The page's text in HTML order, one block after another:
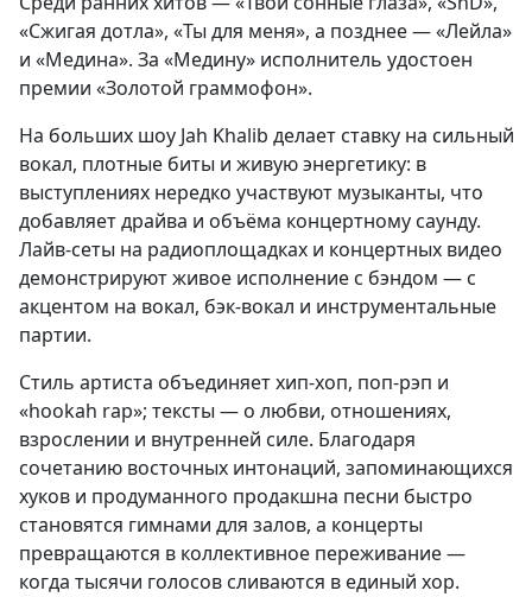
«Сжигая дотла», «Ты для меня», а позднее — «Лейла»
и «Медина». За «Медину» исполнитель удостоен
премии «Золотой граммофон».
На больших шоу Jah Khalib делает ставку на сильный
вокал, плотные биты и живую энергетику: в
выступлениях нередко участвуют музыканты, что
добавляет драйва и объёма концертному саунду.
Лайв-сеты на радиоплощадках и концертных видео
демонстрируют живое исполнение с бэндом — с
акцентом на вокал, бэк-вокал и инструментальные
партии.
Стиль артиста объединяет хип-хоп, поп-рэп и
«hookah rap»; тексты — о любви, отношениях,
взрослении и внутренней силе. Благодаря
сочетанию восточных интонаций, запоминающихся
хуков и продуманного продакшна песни быстро
становятся гимнами для залов, а концерты
превращаются в коллективное переживание —
когда тысячи голосов сливаются в единый хор.